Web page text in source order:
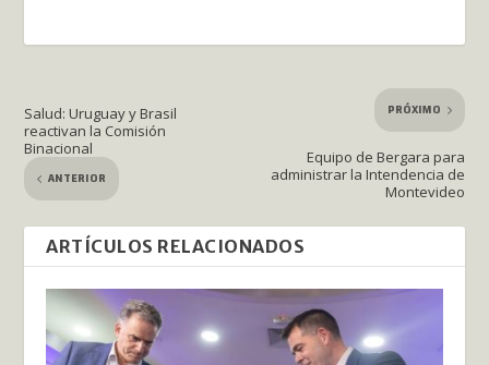
Salud: Uruguay y Brasil
reactivan la Comisión
Binacional
ANTERIOR
PRÓXIMO
Equipo de Bergara para
administrar la Intendencia de
Montevideo
ARTÍCULOS RELACIONADOS